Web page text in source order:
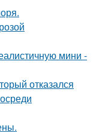
мини -
отказался